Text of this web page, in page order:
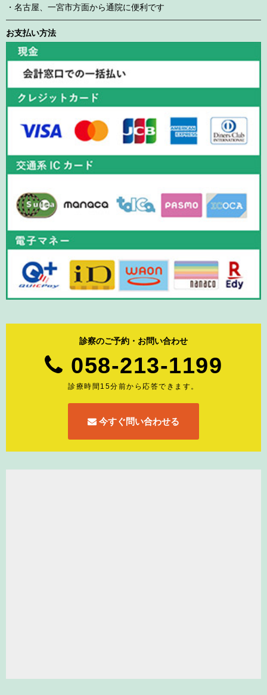
・名古屋、一宮市方面から通院に便利です
お支払い方法
診察のご予約・お問い合わせ
058-213-1199
診療時間15分前から応答できます。
今すぐ問い合わせる